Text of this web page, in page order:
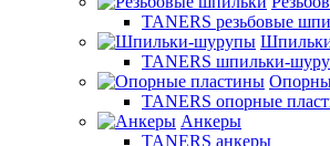
TANERS резьбовые
TANERS шпильки-
TANERS опорные
Анкеры
TANERS анкеры